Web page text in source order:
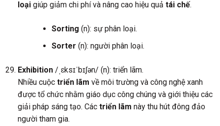
loạigiúp giảm chi phí và nâng cao hiệu quả tái chế.
Sorting (n): sự phân loại.
Sorter (n): người phân loại.
Exhibition/ˌɛksɪˈbɪʃən/ (n): triển lãm.
Nhiều cuộc triển lãm về môi trường và công nghệ xanh
được tổ chức nhằm giáo dục công chúng và giới thiệu các
giải pháp sáng tạo. Các triển lãm này thu hút đông đảo
người tham gia.